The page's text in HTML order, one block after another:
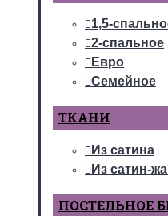
1,5-
2-спальное
Евро
Семейное
ТКАНИ
Из сатина
Из сатин-
ПОСТЕЛЬНОЕ